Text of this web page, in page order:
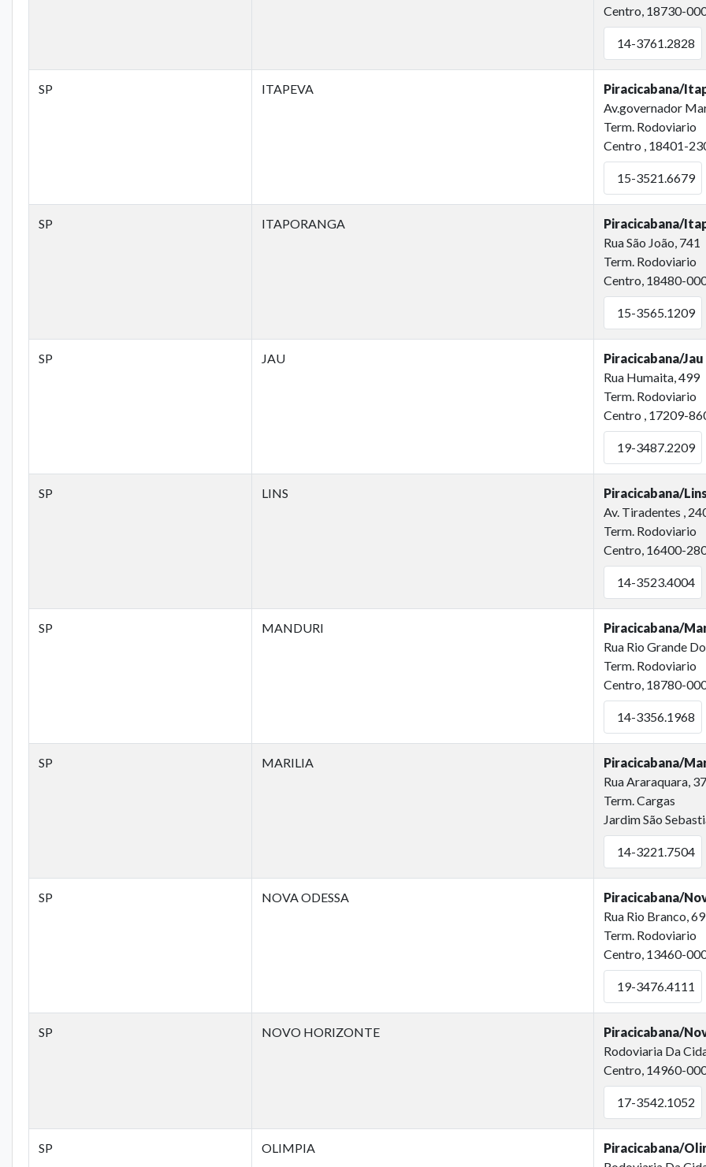
Centro, 18730-
14-3761.2828
SP ITAPEVA
Piracicabana/
Av.governador
Term. Rodoviario
Centro , 18401-
15-3521.6679
SP ITAPORANGA
Piracicabana/
Rua São João, 741
Term. Rodoviario
Centro, 18480-
15-3565.1209
SP JAU
Piracicabana/Jau
Rua Humaita, 499
Term. Rodoviario
Centro , 17209-
19-3487.2209
SP LINS
Piracicabana/Lins
Av. Tiradentes ,
Term. Rodoviario
Centro, 16400-
14-3523.4004
SP MANDURI
Piracicabana/
Rua Rio Grande
Term. Rodoviario
Centro, 18780-
14-3356.1968
SP MARILIA
Piracicabana/
Rua Araraquara,
Term. Cargas
Jardim São
14-3221.7504
SP NOVA ODESSA
Piracicabana/
Rua Rio Branco,
Term. Rodoviario
Centro, 13460-
19-3476.4111
SP NOVO HORIZONTE
Piracicabana/
Rodoviaria Da
Centro, 14960-
17-3542.1052
SP OLIMPIA
Piracicabana/